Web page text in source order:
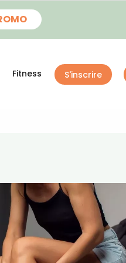
Fitness S'inscrire